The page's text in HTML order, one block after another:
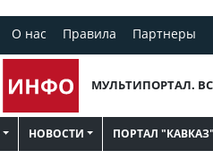
О нас Правила Партнеры
МУЛЬТИПОРТАЛ.
НОВОСТИ ПОРТАЛ "КАВКАЗ"